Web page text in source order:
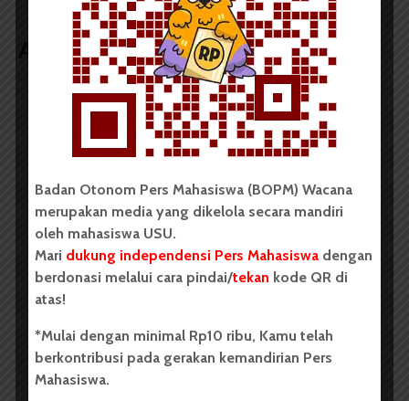
Artikel terkait lain
Tim Mahasiswa USU Raih Juara I
Vokal Grup Pada PEKSIMIDA 2026
Oleh: Cyntia Lorena Br Tarigan USU, wacana.org –
Tim mahasiswa Universitas Sumatera Utara (USU)
meraih juara I lomba vokal grup dalam ajang Pekan
Seni Mahasiswa Daerah (PEKSIMIDA) 2026 yang...
Badan Otonom Pers Mahasiswa (BOPM) Wacana
merupakan media yang dikelola secara mandiri
oleh mahasiswa USU.
Mari dukung independensi Pers Mahasiswa dengan
berdonasi melalui cara pindai/tekan kode QR di
atas!
*Mulai dengan minimal Rp10 ribu, Kamu telah
berkontribusi pada gerakan kemandirian Pers
Mahasiswa.